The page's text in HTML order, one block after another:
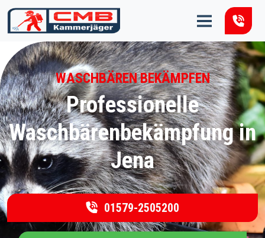
Zum Inhalt springen
WASCHBÄREN BEKÄMPFEN
Professionelle
Waschbärenbekämpfung in
Jena
01579-2505200